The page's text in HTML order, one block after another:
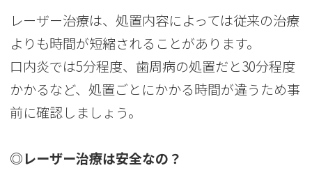
レーザー治療は、処置内容によっては従来の治療
よりも時間が短縮されることがあります。
口内炎では5分程度、歯周病の処置だと30分程度
かかるなど、処置ごとにかかる時間が違うため事
前に確認しましょう。
◎レーザー治療は安全なの？